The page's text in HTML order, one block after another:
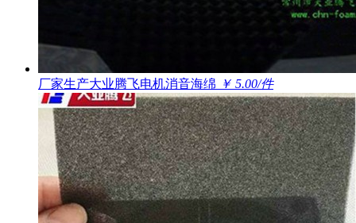
厂家生产大业腾飞电机消音海绵 ￥ 5.00/件